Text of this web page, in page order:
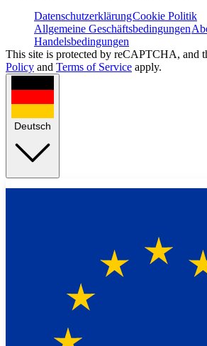
DatenschutzerklärungCookie Politik
Allgemeine Geschäftsbedingungen
Handelsbedingungen
This site is protected by reCAPTCHA, and
Policy and Terms of Service apply.
Deutsch